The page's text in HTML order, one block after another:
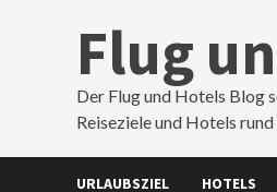
Flug
Der Flug und Hotels Blog
Reiseziele und Hotels
URLAUBSZIEL HOTELS